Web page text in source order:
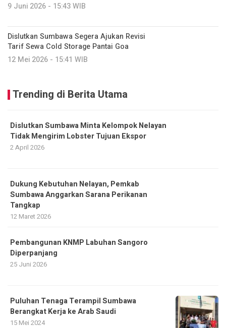
9 Juni 2026 - 15:43 WIB
Dislutkan Sumbawa Segera Ajukan Revisi
Tarif Sewa Cold Storage Pantai Goa
12 Mei 2026 - 15:41 WIB
Trending di Berita Utama
Dislutkan Sumbawa Minta Kelompok Nelayan
Tidak Mengirim Lobster Tujuan Ekspor
2 April 2026
Dukung Kebutuhan Nelayan, Pemkab
Sumbawa Anggarkan Sarana Perikanan
Tangkap
12 Maret 2026
Pembangunan KNMP Labuhan Sangoro
Diperpanjang
25 Juni 2026
Puluhan Tenaga Terampil Sumbawa
Berangkat Kerja ke Arab Saudi
15 Mei 2024